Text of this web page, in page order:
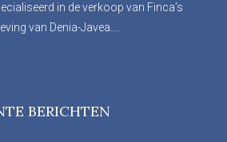
in de verkoop van Finca’s
van Denia-Javea....
BERICHTEN